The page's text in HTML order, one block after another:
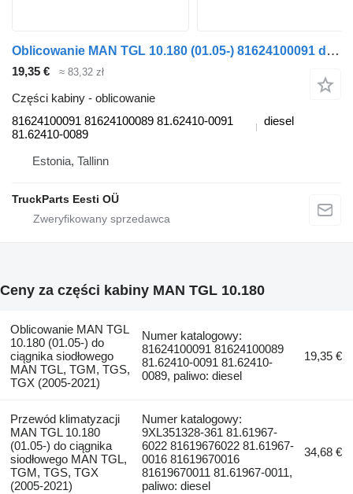
Oblicowanie MAN TGL 10.180 (01.05-) 81624100091 do ciągnika siodłowego MAN TGL, TGM, TGS, TGX (2005-2021)
19,35 € ≈ 83,32 zł
Części kabiny - oblicowanie
81624100091 81624100089 81.62410-0091
81.62410-0089
diesel
Estonia, Tallinn
TruckParts Eesti OÜ
Ceny za części kabiny MAN TGL 10.180
Oblicowanie MAN TGL
10.180 (01.05-) do
ciągnika siodłowego
MAN TGL, TGM, TGS,
TGX (2005-2021)
Numer katalogowy:
81624100091 81624100089
81.62410-0091 81.62410-
0089, paliwo: diesel
19,35 €
Przewód klimatyzacji
MAN TGL 10.180
(01.05-) do ciągnika
siodłowego MAN TGL,
TGM, TGS, TGX
(2005-2021)
Numer katalogowy:
9XL351328-361 81.61967-
6022 81619676022 81.61967-
0016 81619670016
81619670011 81.61967-0011,
paliwo: diesel
34,68 €